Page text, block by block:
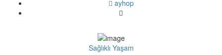
ayhop
Sağlıklı Yaşam